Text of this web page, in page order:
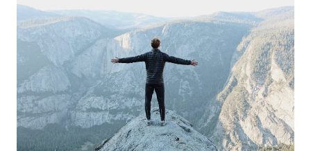
REPREHENDERIT
IN
VOLUPTATE